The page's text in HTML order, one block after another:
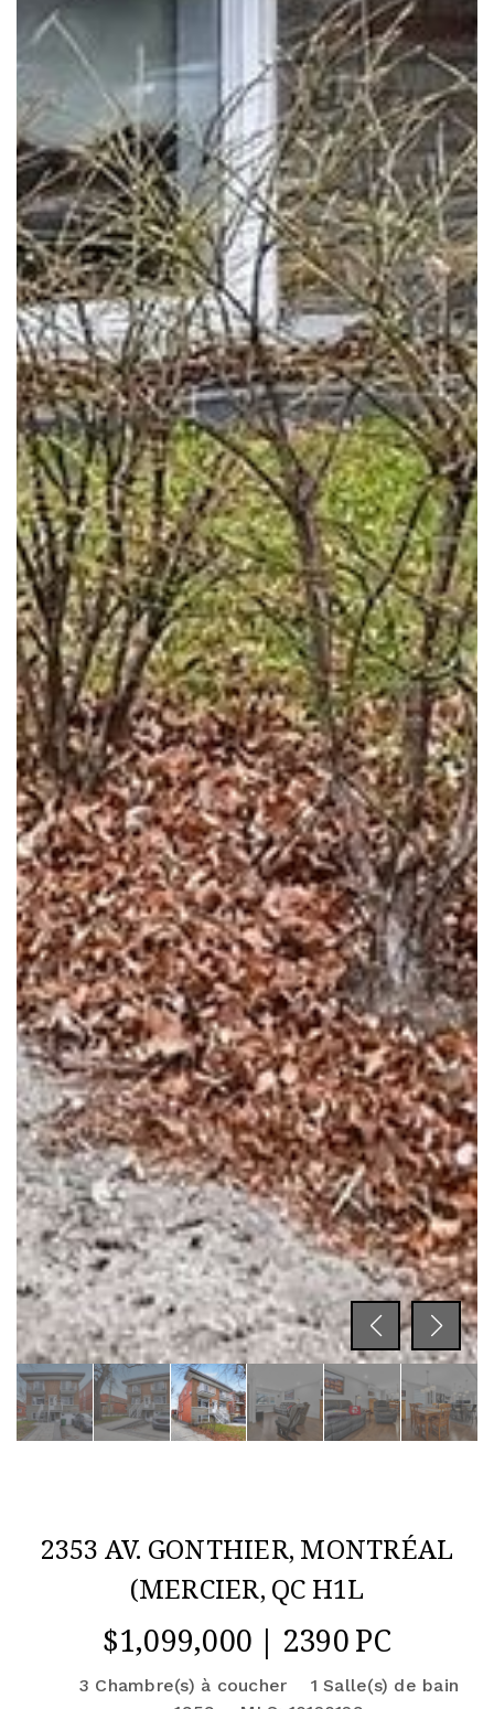
2353 AV. GONTHIER, MONTRÉAL
(MERCIER, QC H1L
$1,099,000 | 2390 PC
3 Chambre(s) à coucher
1 Salle(s) de bain